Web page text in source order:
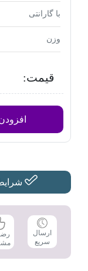
با گارانتی
وزن
قیمت:
شرایط
ارسال
سریع